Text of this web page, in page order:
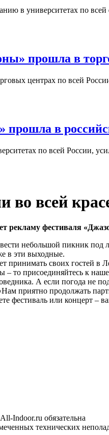
в университетах по
прошла в
центрах по всей
прошла в
по всей России,
во всей
рекламу фестиваля
небольшой пикник
в эти выходные.
своих гостей в
то присоединяйтесь к
А если погода не
приятно продолжать
фестиваль или концерт –
Indoor.ru обязательна
технических